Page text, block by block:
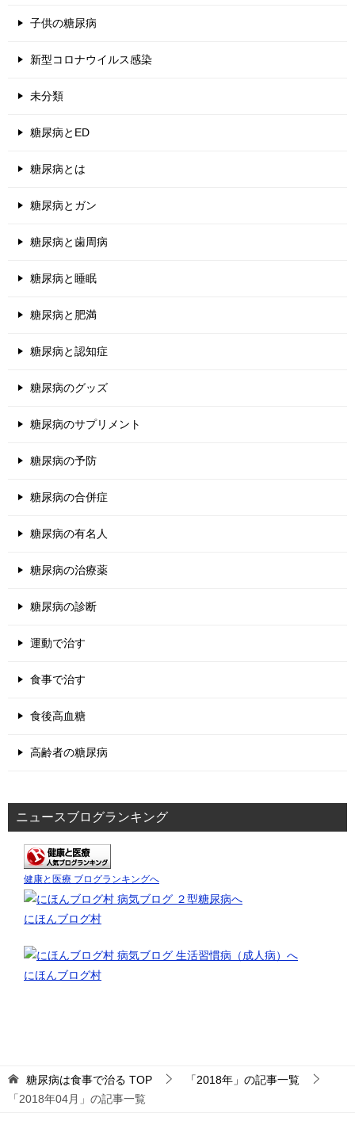
子供の糖尿病
新型コロナウイルス感染
未分類
糖尿病とED
糖尿病とは
糖尿病とガン
糖尿病と歯周病
糖尿病と睡眠
糖尿病と肥満
糖尿病と認知症
糖尿病のグッズ
糖尿病のサプリメント
糖尿病の予防
糖尿病の合併症
糖尿病の有名人
糖尿病の治療薬
糖尿病の診断
運動で治す
食事で治す
食後高血糖
高齢者の糖尿病
ニュースブログランキング
健康と医療 ブログランキングへ
にほんブログ村
にほんブログ村
糖尿病は食事で治る TOP
「2018年」の記事一覧
「2018年04月」の記事一覧